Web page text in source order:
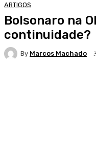
ARTIGOS
Bolsonaro na
continuidade?
By Marcos Machado